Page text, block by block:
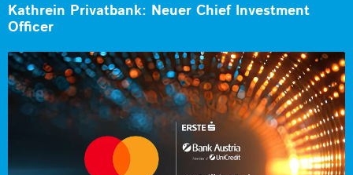
Kathrein Privatbank: Neuer Chief Investment
Officer